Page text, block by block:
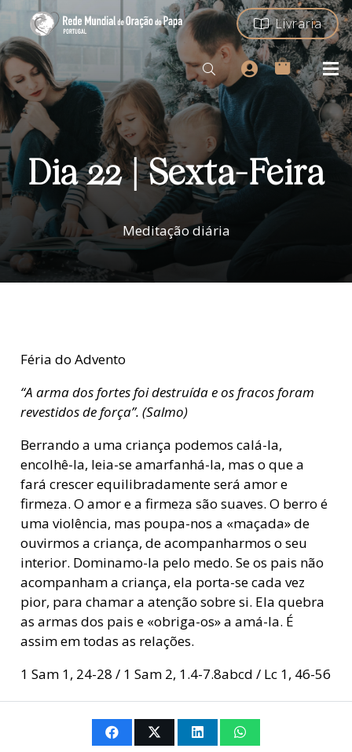
Livraria
Dia 22 | Sexta-Feira
Meditação diária
Féria do Advento
“A arma dos fortes foi destruída e os fracos foram
revestidos de força”. (Salmo)
Berrando a uma criança podemos calá-la,
encolhê-la, leia-se amarfanhá-la, mas o que a
fará crescer equilibradamente será amor e
firmeza. O amor e a firmeza são suaves. O berro é
uma violência, mas poupa-nos a «maçada» de
ouvirmos a criança, de acompanharmos o seu
interior. Dominamo-la pelo medo. Se os pais não
acompanham a criança, ela porta-se cada vez
pior, para chamar a atenção sobre si. Ela quebra
as armas dos pais e «obriga-os» a amá-la. É
assim em todas as relações.
1 Sam 1, 24-28 / 1 Sam 2, 1.4-7.8abcd / Lc 1, 46-56